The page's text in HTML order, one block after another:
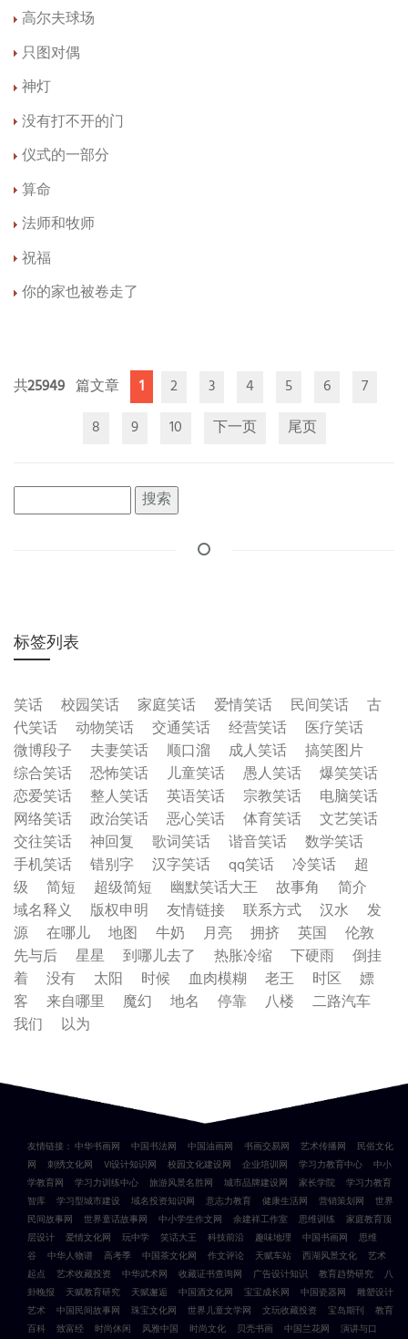
高尔夫球场
只图对偶
神灯
没有打不开的门
仪式的一部分
算命
法师和牧师
祝福
你的家也被卷走了
25949 1 2 3 4 5 6
7
8
9 10 下一页 尾页
标签列表
笑话 校园笑话 家庭笑话 爱情笑话 民间笑话
古
代笑话
动物笑话 交通笑话 经营笑话
医疗笑话
微博段子
夫妻笑话 顺口溜 成人笑话
搞笑图片
综合笑话
恐怖笑话 儿童笑话 愚人笑话
爆笑笑话
恋爱笑话
整人笑话 英语笑话 宗教笑话
电脑笑话
网络笑话
政治笑话 恶心笑话 体育笑话
文艺笑话
交往笑话
神回复 歌词笑话 谐音笑话
数学笑话
手机笑话
错别字 汉字笑话 qq笑话 冷笑话
超
级
简短 超级简短 幽默笑话大王 故事角
简介
域名释义
版权申明 友情链接 联系方式 汉水
发
源
在哪儿 地图 牛奶 月亮 拥挤 英国
伦敦
先与后
星星 到哪儿去了 热胀冷缩 下硬雨
倒挂
着
没有 太阳 时候 血肉模糊 老王 时区
嫖
客
来自哪里 魔幻 地名 停靠 八楼
二路汽车
我们
以为
友情链接： 中华书画网 中国书法网 中国油画网 书画交易网 艺术传播网
民俗文化
网
刺绣文化网 VI设计知识网 校园文化建设网 企业培训网 学习力教育中心
中小
学教育网
学习力训练中心 旅游风景名胜网 城市品牌建设网 家长学院
学习力教育
智库
学习型城市建设 域名投资知识网 意志力教育 健康生活网 营销策划网
世界
民间故事网
世界童话故事网 中小学生作文网 余建祥工作室 思维训练
家庭教育顶
层设计
爱情文化网 玩中学 笑话大王 科技前沿 趣味地理 中国书画网
思维
谷
中华人物谱 高考季 中国茶文化网 作文评论 天赋车站 西湖风景文化
艺术
起点
艺术收藏投资 中华武术网 收藏证书查询网 广告设计知识 教育趋势研究
八
卦晚报
天赋教育研究 天赋邂逅 中国酒文化网 宝宝成长网 中国瓷器网
雕塑设计
艺术
中国民间故事网 珠宝文化网 世界儿童文学网 文玩收藏投资 宝岛期刊
教育
百科
致富经 时尚休闲 风雅中国 时尚文化 贝壳书画 中国兰花网 演讲与口